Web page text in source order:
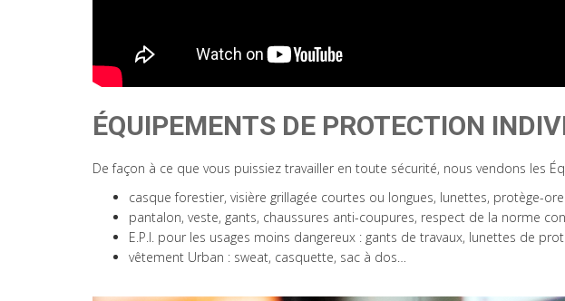
ÉQUIPEMENTS DE PROTECTION
De façon à ce que vous puissiez travailler en toute sécurité, nous vendons les
casque forestier, visière grillagée courtes ou longues, lunettes, protège-
pantalon, veste, gants, chaussures anti-coupures, respect de la norme
E.P.I. pour les usages moins dangereux : gants de travaux, lunettes de
vêtement Urban : sweat, casquette, sac à dos…